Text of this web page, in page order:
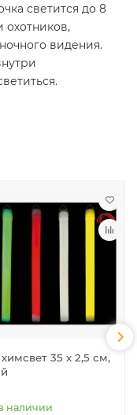
светится до 8
охотников,
видения.
35 х 2,5 см,
наличии